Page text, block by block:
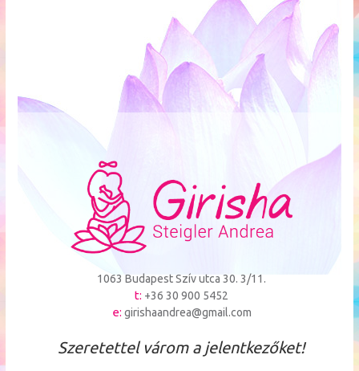
1063 Budapest Szív utca 30. 3/11.
t: +36 30 900 5452
e: girishaandrea@gmail.com
Szeretettel várom a jelentkezőket!